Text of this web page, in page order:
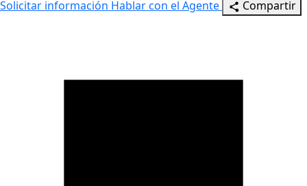
Solicitar información Hablar con el Agente Compartir